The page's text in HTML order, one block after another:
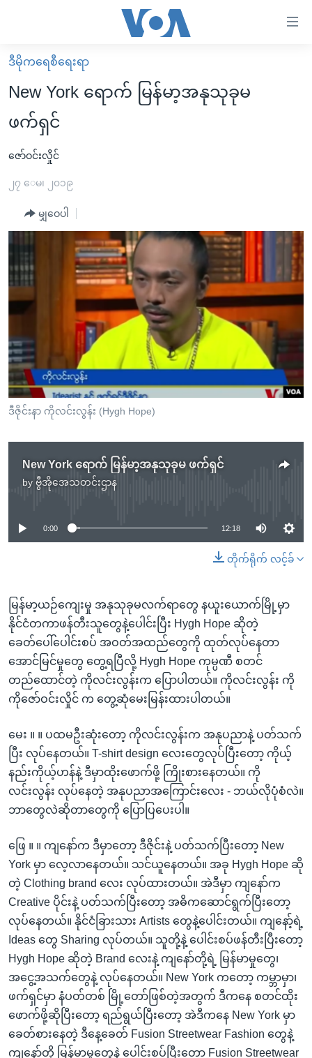
လွယ်ကူ
စေ
သည့်
များ
ပင်မ
ကျော်
ရန်
ပင်မ
အ
ညွန်း
စာမျက်နှာ
သို့
ကျော်
ကြည့်
နေရာ
ကျော်
ရန်
မူလစာမျက်နှာ
မြန်မာ
ကမ္ဘာ့သတင်းများ
နိုင်ငံတကာ
အစ္စရေး-ပါလက်စတိုင်း
ဗွီဒီယို
အင်္ဂလိပ်စာလေ့လာမယ်
အမေရိကန်သုံးအီဒီယံ
မကြေးမုံရဲ့ အင်္ဂလိပ်စာ
ရုပ်ရှင်ထဲက အင်္ဂလိပ်စာ
သုတပဒေသာ အင်္ဂလိပ်စာ
အပတ်စဉ်ကဏ္ဍများ
ရေဒီယို
တီဗွီ
ရေဒီယိုနှင့်ရုပ်သံ အချက်အလက်များ
ရေဒီယို/တီဗွီအစီအစဉ်
Learning English
ဗွီအိုအေ လူမှုကွန်ယက်များ
ဘာသာစကားများ
ဒီမိုကရေစီရေးရာ
New York ရောက် မြန်မာ့အနုသုခုမ
ဖက်ရှင်
ဇော်ဝင်းလှိုင်
၂၇ ေမ၊ ၂၀၁၉
မျှဝေပါ
ဒီဇိုင်းနာ ကိုလင်းလွန်း (Hygh Hope)
New York ရောက် မြန်မာ့အနုသုခုမ ဖက်ရှင်
by ဗွီအိုအေသတင်းဌာန
No media source currently available
0:00 12:18
တိုက်ရိုက် လင့်ခ်
မြန်မာ့ယဉ်ကျေးမှု အနုသုခုမလက်ရာတွေ နယူးယောက်မြို့မှာ
နိုင်ငံတကာဖန်တီးသူတွေနဲ့ပေါင်းပြီး Hygh Hope ဆိုတဲ့
ခေတ်ပေါ်ပေါင်းစပ် အဝတ်အထည်တွေကို ထုတ်လုပ်နေတာ
အောင်မြင်မှုတွေ တွေ့ရပြီလို့ Hygh Hope ကုမ္ပဏီ စတင်
တည်ထောင်တဲ့ ကိုလင်းလွန်းက ပြောပါတယ်။ ကိုလင်းလွန်း ကို
ကိုဇော်ဝင်းလှိုင် က တွေ့ဆုံမေးမြန်းထားပါတယ်။
မေး ။ ။ ပထမဦးဆုံးတော့ ကိုလင်းလွန်းက အနုပညာနဲ့ ပတ်သက်
ပြီး လုပ်နေတယ်။ T-shirt design လေးတွေလုပ်ပြီးတော့ ကိုယ့်
နည်းကိုယ့်ဟန်နဲ့ ဒီမှာထိုးဖောက်ဖို့ ကြိုးစားနေတယ်။ ကို
လင်းလွန်း လုပ်နေတဲ့ အနုပညာအကြောင်းလေး - ဘယ်လိုပုံစံလဲ။
ဘာတွေလဲဆိုတာတွေကို ပြောပြပေးပါ။
ဖြေ ။ ။ ကျနော်က ဒီမှာတော့ ဒီဇိုင်းနဲ့ ပတ်သက်ပြီးတော့ New
York မှာ လေ့လာနေတယ်။ သင်ယူနေတယ်။ အခု Hygh Hope ဆို
တဲ့ Clothing brand လေး လုပ်ထားတယ်။ အဲဒီမှာ ကျနော်က
Creative ပိုင်းနဲ့ ပတ်သက်ပြီးတော့ အဓိကဆောင်ရွက်ပြီးတော့
လုပ်နေတယ်။ နိုင်ငံခြားသား Artists တွေနဲ့ပေါင်းတယ်။ ကျနော့်ရဲ့
Ideas တွေ Sharing လုပ်တယ်။ သူတို့နဲ့ ပေါင်းစပ်ဖန်တီးပြီးတော့
Hygh Hope ဆိုတဲ့ Brand လေးနဲ့ ကျနော်တို့ရဲ့ မြန်မာမှုတွေ၊
အငွေ့အသက်တွေနဲ့ လုပ်နေတယ်။ New York ကတော့ ကမ္ဘာမှာ၊
ဖက်ရှင်မှာ နံပတ်တစ် မြို့တော်ဖြစ်တဲ့အတွက် ဒီကနေ စတင်ထိုး
ဖောက်ဖို့ဆိုပြီးတော့ ရည်ရွယ်ပြီးတော့ အဲဒီကနေ New York မှာ
ခေတ်စားနေတဲ့ ဒီနေ့ခေတ် Fusion Streetwear Fashion တွေနဲ့
ကျနော်တို့ မြန်မာမှုတွေနဲ့ ပေါင်းစပ်ပြီးတော့ Fusion Streetwear